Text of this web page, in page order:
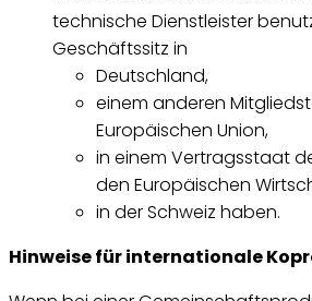
technische Dienstleister
Geschäftssitz in
Deutschland,
einem anderen
Europäischen Union,
in einem Vertragsstaat
den Europäischen
in der Schweiz haben.
Hinweise für internationale